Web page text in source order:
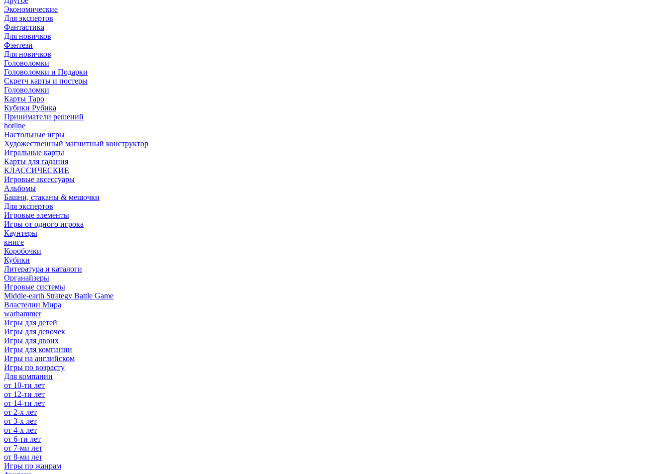
Экономические
Для экспертов
Фантастика
Для новичков
Фэнтези
Для новичков
Головоломки
Головоломки и Подарки
Cкретч карты и постеры
Головоломки
Карты Таро
Кубики Рубика
Приниматели решений
hotline
Настольные игры
Художественный магнитный конструктор
Игральные карты
Карты для гадания
КЛАССИЧЕСКИЕ
Игровые аксессуары
Альбомы
Башни, стаканы & мешочки
Для экспертов
Игровые элементы
Игры от одного игрока
Каунтеры
книге
Коробочки
Кубики
Литература и каталоги
Органайзеры
Игровые системы
Middle-earth Strategy Battle Game
Властелин Мира
warhammer
Игры для детей
Игры для девочек
Игры для двоих
Игры для компании
Игры на английском
Игры по возрасту
Для компании
от 10-ти лет
от 12-ти лет
от 14-ти лет
от 2-х лет
от 3-х лет
от 4-х лет
от 6-ти лет
от 7-ми лет
от 8-ми лет
Игры по жанрам